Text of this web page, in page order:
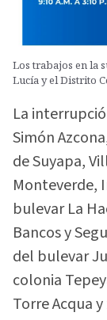
Los trabajos en la
Lucía y el Distrito
La
Simón
de Suyapa,
Monteverde,
bulevar La
Bancos y
del bulevar
colonia
Torre Acqua